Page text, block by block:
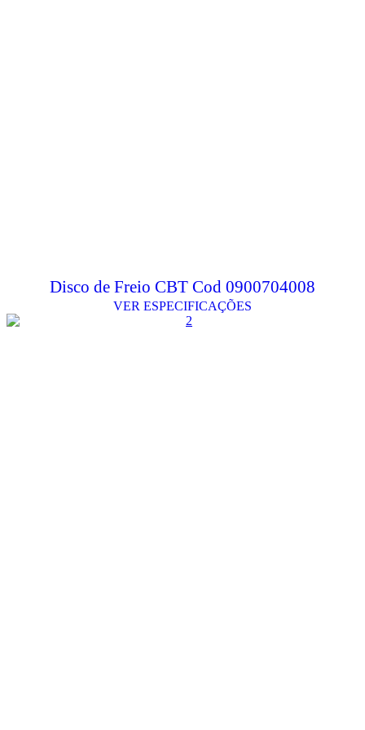
Disco de Freio CBT Cod 0900704008
VER ESPECIFICAÇÕES